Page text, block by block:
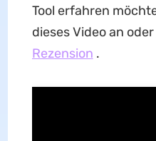
Tool erfahren
dieses Video an oder
Rezension .